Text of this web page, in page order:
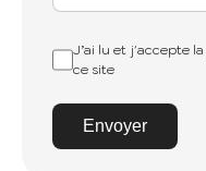
J’ai lu et j'accepte la
ce site
Envoyer